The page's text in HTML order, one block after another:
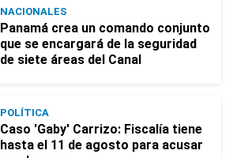
NACIONALES
Panamá crea un comando conjunto
que se encargará de la seguridad
de siete áreas del Canal
POLÍTICA
Caso 'Gaby' Carrizo: Fiscalía tiene
hasta el 11 de agosto para acusar